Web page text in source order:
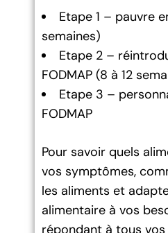
Etape 1 – pauvre
semaines)
Etape 2 –
FODMAP (8 à 12
Etape 3 –
FODMAP
Pour savoir quels
vos symptômes,
les aliments et
alimentaire à vos